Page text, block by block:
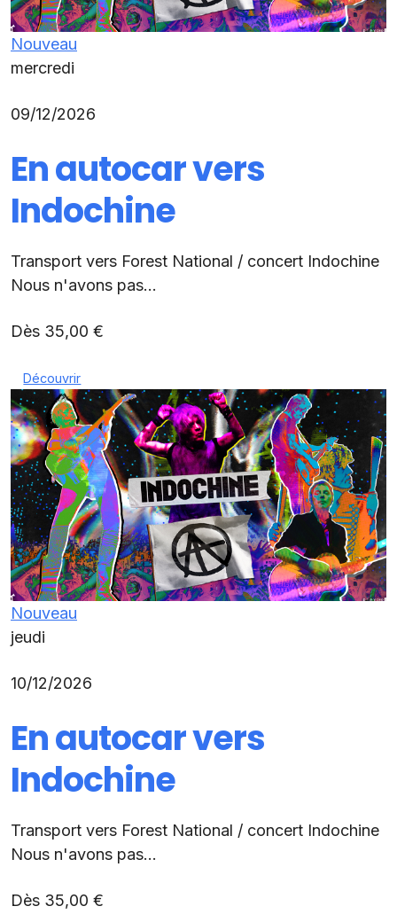
Nouveau
mercredi
09/12/2026
En autocar vers
Indochine
Transport vers Forest National / concert Indochine
Nous n'avons pas...
Dès 35,00 €
Découvrir
Nouveau
jeudi
10/12/2026
En autocar vers
Indochine
Transport vers Forest National / concert Indochine
Nous n'avons pas...
Dès 35,00 €